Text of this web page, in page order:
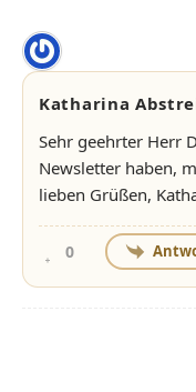
Katharina
Sehr geehrter Herr
Newsletter haben,
lieben Grüßen,
0